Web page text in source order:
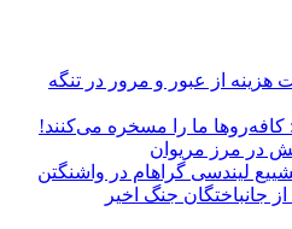
هزینه از عبور و مرور در تنگه
ما را مسخره می‌کنند!
در مرز مریوان
لیندسی گراهام در واشنگتن
جانباختگان جنگ اخیر